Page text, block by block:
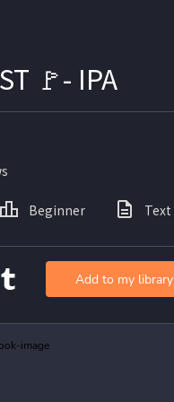
🚩- IPA
Beginner Text
Add to my library